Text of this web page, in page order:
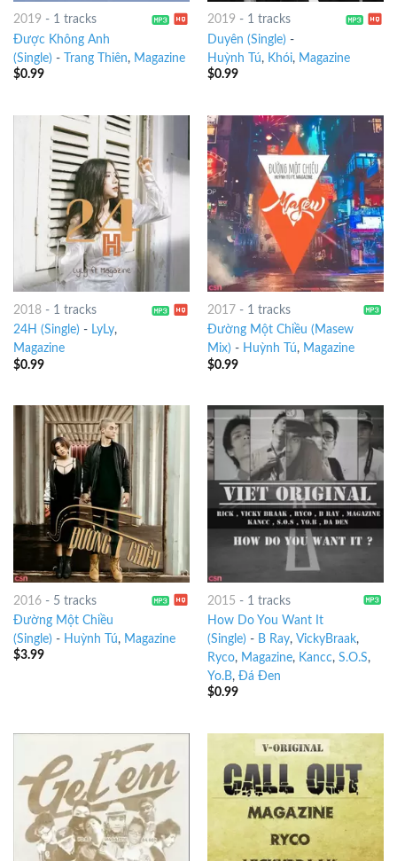
2019 - 1 tracks
Được Không Anh
(Single) - Trang Thiên, Magazine
$0.99
2019 - 1 tracks
Duyên (Single) -
Huỳnh Tú, Khói, Magazine
$0.99
2018- 1 tracks
24H (Single) - LyLy,
Magazine
$0.99
2017 - 1 tracks
Đường Một Chiều (Masew
Mix) - Huỳnh Tú, Magazine
$0.99
2016- 5 tracks
Đường Một Chiều
(Single) - Huỳnh Tú, Magazine
$3.99
2015 - 1 tracks
How Do You Want It
(Single) - B Ray, VickyBraak,
Ryco, Magazine, Kancc, S.O.S,
Yo.B, Đá Đen
$0.99